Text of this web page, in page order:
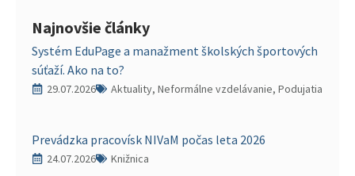
Najnovšie články
Systém EduPage a manažment školských športových
súťaží. Ako na to?
29.07.2026 Aktuality, Neformálne vzdelávanie, Podujatia
Prevádzka pracovísk NIVaM počas leta 2026
24.07.2026 Knižnica